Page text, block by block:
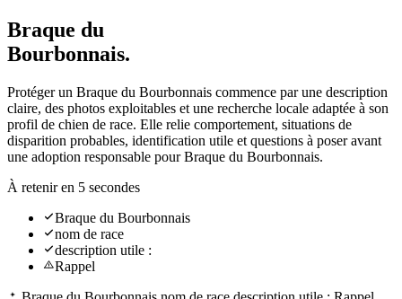
Braque du
Bourbonnais.
Protéger un Braque du Bourbonnais commence par une description
claire, des photos exploitables et une recherche locale adaptée à son
profil de chien de race. Elle relie comportement, situations de
disparition probables, identification utile et questions à poser avant
une adoption responsable pour Braque du Bourbonnais.
À retenir en 5 secondes
Braque du Bourbonnais
nom de race
description utile :
Rappel